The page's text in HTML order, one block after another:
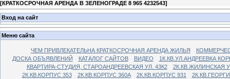
[КРАТКОСРОЧНАЯ АРЕНДА В ЗЕЛЕНОГРАДЕ 8 965 4232543]
Вход на сайт
Меню сайта
ЧЕМ ПРИВЛЕКАТЕЛЬНА КРАТКОСРОЧНАЯ АРЕНДА ЖИЛЬЯ
ДОСКА ОБЪЯВЛЕНИЙ
КАТАЛОГ САЙТОВ ВИДЕО
1К.КВ.УЛ.АНДРЕЕВКА
КВАРТИРА-СТУДИЯ, СТАРОАНДРЕЕВСКАЯ УЛ. 43К2
2К.КВ.ЖИЛИНСКАЯ
2К.КВ.КОРПУС 353
2К.КВ.КОРПУС 360А 2К.КВ.КОРПУС 931